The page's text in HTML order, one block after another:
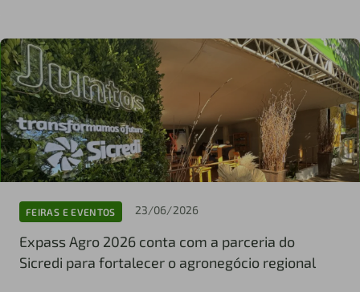
FEIRAS E EVENTOS 23/06/2026
Expass Agro 2026 conta com a parceria do
Sicredi para fortalecer o agronegócio regional